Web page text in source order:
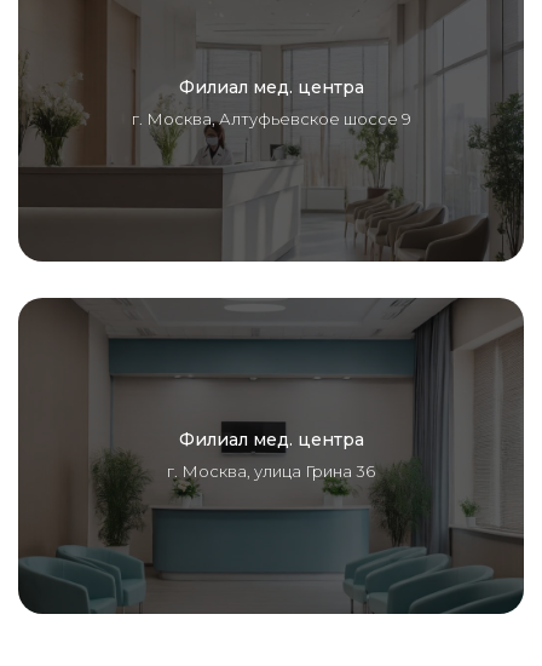
Филиал мед. центра
г. Москва, Алтуфьевское шоссе 9
Филиал мед. центра
г. Москва, улица Грина 36